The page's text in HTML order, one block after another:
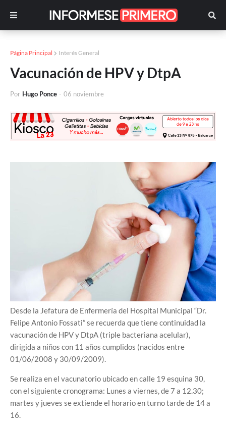
Página Principal Interés General
Vacunación de HPV y DtpA
Por Hugo Ponce - 06 noviembre
Desde la Jefatura de Enfermería del Hospital Municipal “Dr.
Felipe Antonio Fossati” se recuerda que tiene continuidad la
vacunación de HPV y DtpA (triple bacteriana acelular),
dirigida a niños con 11 años cumplidos (nacidos entre
01/06/2008 y 30/09/2009).
Se realiza en el vacunatorio ubicado en calle 19 esquina 30,
con el siguiente cronograma: Lunes a viernes, de 7 a 12.30;
martes y jueves se extiende el horario en turno tarde de 14 a
16.